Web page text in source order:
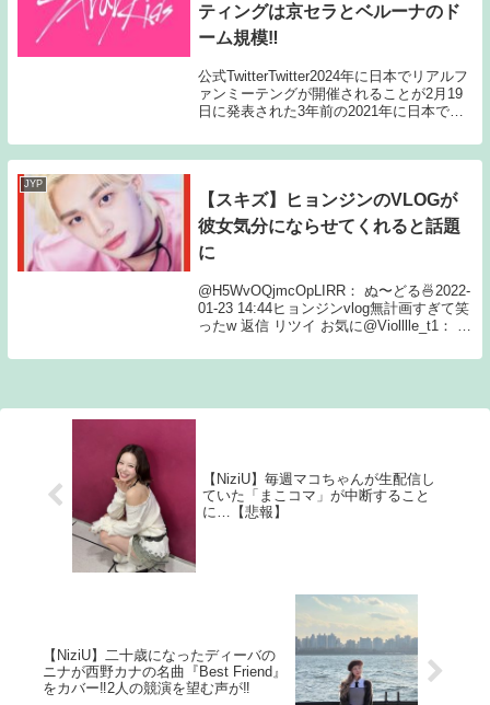
ティングは京セラとベルーナのド
ーム規模‼
公式TwitterTwitter2024年に日本でリアルフ
ァンミーテングが開催されることが2月19
日に発表された3年前の2021年に日本で行
開催で今年はすでに韓国での開催が発表さ
れていたが韓国とは異なる...
JYP
【スキズ】ヒョンジンのVLOGが
彼女気分にならせてくれると話題
に
@H5WvOQjmcOpLIRR： ぬ〜どる🍜2022-
01-23 14:44ヒョンジンvlog無計画すぎて笑
ったw 返信 リツイ お気に@Violllle_t1： ﾑﾗ
理してるVlo...
【NiziU】毎週マコちゃんが生配信し
ていた「まこコマ」が中断すること
に…【悲報】
【NiziU】二十歳になったディーバの
ニナが西野カナの名曲『Best Friend』
をカバー‼2人の競演を望む声が‼